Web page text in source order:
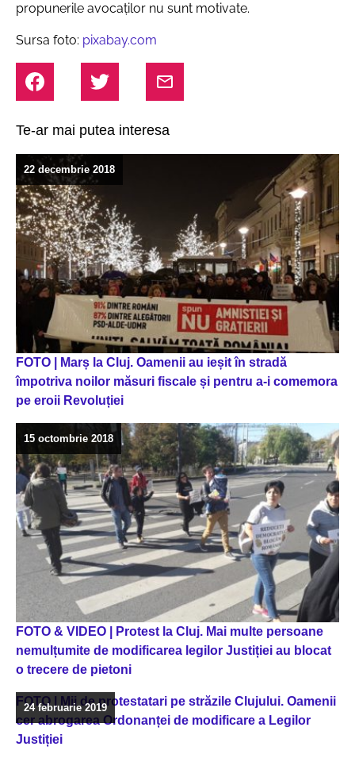
propunerile avocaților nu sunt motivate.
Sursa foto: pixabay.com
Te-ar mai putea interesa
FOTO | Marș la Cluj. Oamenii au ieșit în stradă
împotriva noilor măsuri fiscale și pentru a-i comemora
pe eroii Revoluției
22 decembrie 2018
FOTO & VIDEO | Protest la Cluj. Mai multe persoane
nemulțumite de modificarea legilor Justiției au blocat
o trecere de pietoni
15 octombrie 2018
FOTO | Mii de protestatari pe străzile Clujului. Oamenii
cer abrogarea Ordonanței de modificare a Legilor
Justiției
24 februarie 2019